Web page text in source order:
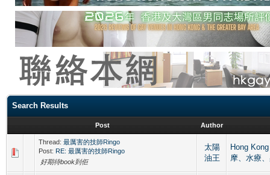
Search Results
Post Author
Thread: 最厲害的技師Ringo
Post: RE: 最厲害的技師Ringo
好期待book到佢
太陽
油王
Hong
摩、水療